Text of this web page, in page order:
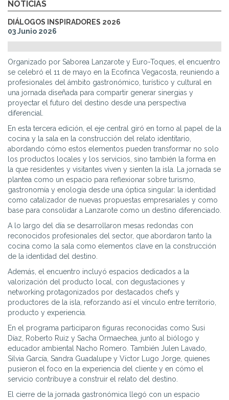
NOTICIAS
DIÁLOGOS INSPIRADORES 2026
03 Junio 2026
Organizado por Saborea Lanzarote y Euro-Toques, el encuentro
se celebró el 11 de mayo en la Ecofinca Vegacosta, reuniendo a
profesionales del ámbito gastronómico, turístico y cultural en
una jornada diseñada para compartir generar sinergias y
proyectar el futuro del destino desde una perspectiva
diferencial.
En esta tercera edición, el eje central giró en torno al papel de la
cocina y la sala en la construcción del relato identitario,
abordando cómo estos elementos pueden transformar no solo
los productos locales y los servicios, sino también la forma en
la que residentes y visitantes viven y sienten la isla. La jornada se
plantea como un espacio para reflexionar sobre turismo,
gastronomía y enología desde una óptica singular: la identidad
como catalizador de nuevas propuestas empresariales y como
base para consolidar a Lanzarote como un destino diferenciado.
A lo largo del día se desarrollaron mesas redondas con
reconocidos profesionales del sector, que abordaron tanto la
cocina como la sala como elementos clave en la construcción
de la identidad del destino.
Además, el encuentro incluyó espacios dedicados a la
valorización del producto local, con degustaciones y
networking protagonizados por destacados chefs y
productores de la isla, reforzando así el vínculo entre territorio,
producto y experiencia.
En el programa participaron figuras reconocidas como Susi
Díaz, Roberto Ruiz y Sacha Ormaechea, junto al biólogo y
educador ambiental Nacho Romero. También Julen Lavado,
Silvia García, Sandra Guadalupe y Víctor Lugo Jorge, quienes
pusieron el foco en la experiencia del cliente y en cómo el
servicio contribuye a construir el relato del destino.
El cierre de la jornada gastronómica llegó con un espacio